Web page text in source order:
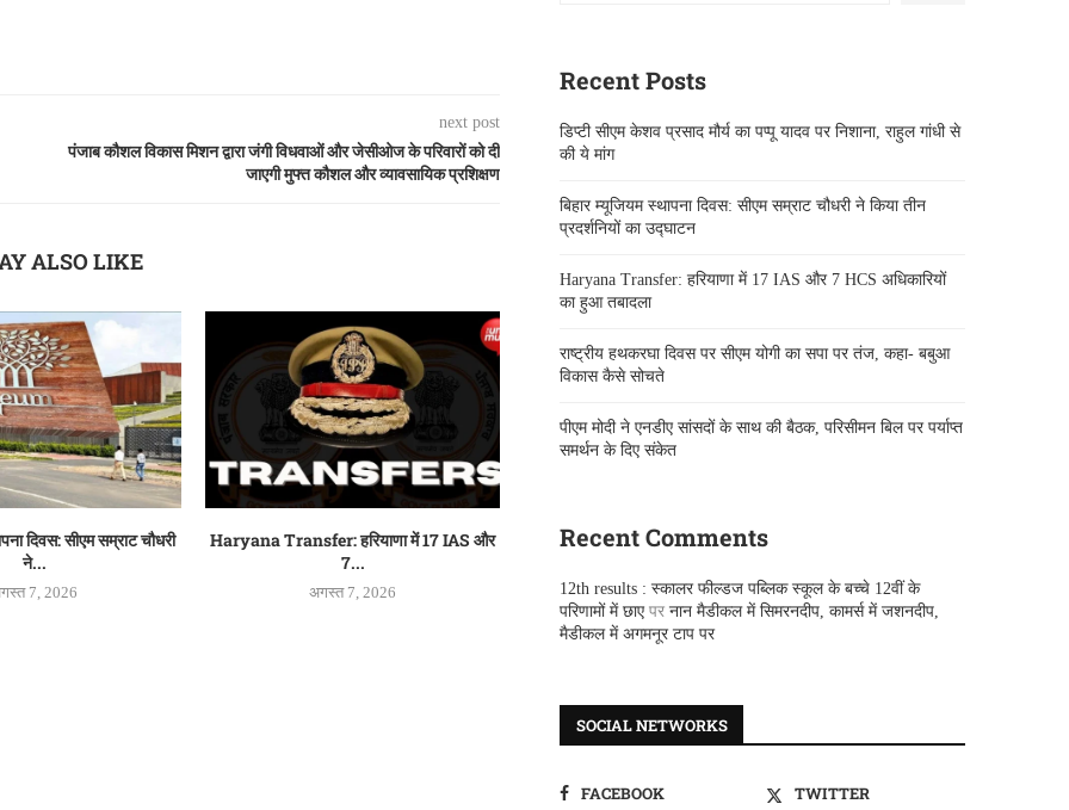
next post
पंजाब कौशल विकास मिशन द्वारा जंगी विधवाओं और जेसीओज के परिवारों को दी
जाएगी मुफ्त कौशल और व्यावसायिक प्रशिक्षण
ALSO LIKE
दिवस: सीएम सम्राट चौधरी
ने...
7, 2026
Haryana Transfer: हरियाणा में 17 IAS और
7...
अगस्त 7, 2026
Recent Posts
डिप्टी सीएम केशव प्रसाद मौर्य का पप्पू यादव पर निशाना, राहुल गांधी से
की ये मांग
बिहार म्यूजियम स्थापना दिवस: सीएम सम्राट चौधरी ने किया तीन
प्रदर्शनियों का उद्घाटन
Haryana Transfer: हरियाणा में 17 IAS और 7 HCS अधिकारियों
का हुआ तबादला
राष्ट्रीय हथकरघा दिवस पर सीएम योगी का सपा पर तंज, कहा- बबुआ
विकास कैसे सोचते
पीएम मोदी ने एनडीए सांसदों के साथ की बैठक, परिसीमन बिल पर पर्याप्त
समर्थन के दिए संकेत
Recent Comments
12th results : स्कालर फील्डज पब्लिक स्कूल के बच्चे 12वीं के
परिणामों में छाएपर नान मैडीकल में सिमरनदीप, कामर्स में जशनदीप,
मैडीकल में अगमनूर टाप पर
SOCIAL NETWORKS
FACEBOOK
TWITTER